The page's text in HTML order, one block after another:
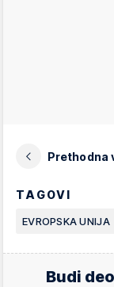
Prethodna
TAGOVI
EVROPSKA UNIJA
Budi